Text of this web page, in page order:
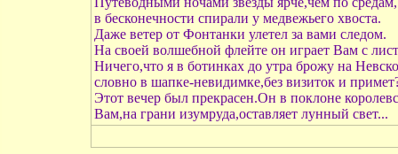
в бесконечности спирали у медвежьего хвоста.
Даже ветер от Фонтанки улетел за вами следом.
На своей волшебной флейте он играет Вам с
Ничего,что я в ботинках до утра брожу на
словно в шапке-невидимке,без визиток и
Этот вечер был прекрасен.Он в поклоне
Вам,на грани изумруда,оставляет лунный свет...